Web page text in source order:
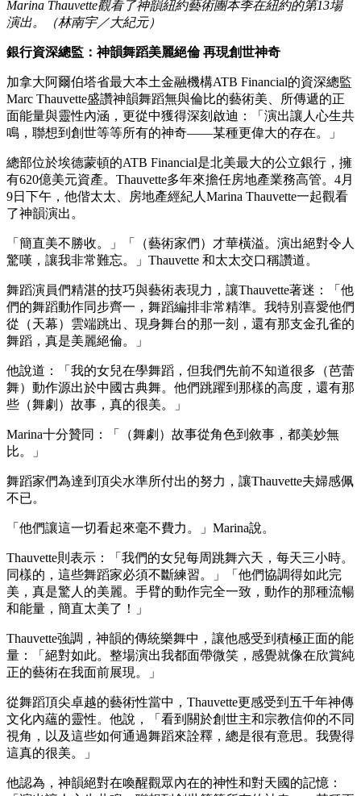
Marina Thauvette觀看了神韻紐約藝術團本季在紐約的第13場
演出。（林南宇／大紀元）
銀行資深總監：神韻舞蹈美麗絕倫 再現創世神奇
加拿大阿爾伯塔省最大本土金融機構ATB Financial的資深總監
Marc Thauvette盛讚神韻舞蹈無與倫比的藝術美、所傳遞的正
面能量與靈性內涵，更從中獲得深刻啟迪：「演出讓人心生共
鳴，聯想到創世等等所有的神奇——某種更偉大的存在。」
總部位於埃德蒙頓的ATB Financial是北美最大的公立銀行，擁
有620億美元資產。Thauvette多年來擔任房地產業務高管。4月
9日下午，他偕太太、房地產經紀人Marina Thauvette一起觀看
了神韻演出。
「簡直美不勝收。」「（藝術家們）才華橫溢。演出絕對令人
驚嘆，讓我非常難忘。」Thauvette 和太太交口稱讚道。
舞蹈演員們精湛的技巧與藝術表現力，讓Thauvette著迷：「他
們的舞蹈動作同步齊一，舞蹈編排非常精準。我特別喜愛他們
從（天幕）雲端跳出、現身舞台的那一刻，還有那支金孔雀的
舞蹈，真是美麗絕倫。」
他說道：「我的女兒在學舞蹈，但我們先前不知道很多（芭蕾
舞）動作源出於中國古典舞。他們跳躍到那樣的高度，還有那
些（舞劇）故事，真的很美。」
Marina十分贊同：「（舞劇）故事從角色到敘事，都美妙無
比。」
舞蹈家們為達到頂尖水準所付出的努力，讓Thauvette夫婦感佩
不已。
「他們讓這一切看起來毫不費力。」Marina說。
Thauvette則表示：「我們的女兒每周跳舞六天，每天三小時。
同樣的，這些舞蹈家必須不斷練習。」「他們協調得如此完
美，真是驚人的美麗。手臂的動作完全一致，動作的那種流暢
和能量，簡直太美了！」
Thauvette強調，神韻的傳統樂舞中，讓他感受到積極正面的能
量：「絕對如此。整場演出我都面帶微笑，感覺就像在欣賞純
正的藝術在我面前展現。」
從舞蹈頂尖卓越的藝術性當中，Thauvette更感受到五千年神傳
文化內蘊的靈性。他說，「看到關於創世主和宗教信仰的不同
視角，以及這些如何通過舞蹈來詮釋，總是很有意思。我覺得
這真的很美。」
他認為，神韻絕對在喚醒觀眾內在的神性和對天國的記憶：